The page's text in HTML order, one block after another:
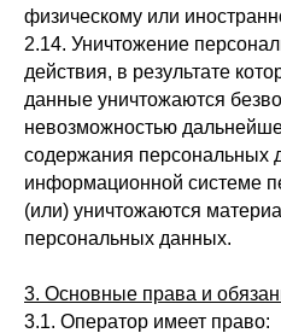
физическому или
2.14. Уничтожение
действия, в результате
данные уничтожаются
невозможностью
содержания персональных
информационной системе
(или) уничтожаются
персональных данных.
3. Основные права и
3.1. Оператор имеет право: